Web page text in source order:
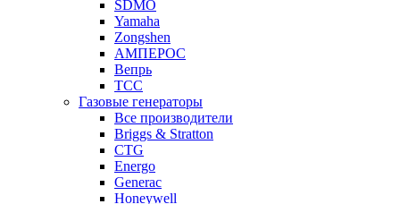
SDMO
Yamaha
Zongshen
АМПЕРОС
Вепрь
ТСС
Газовые генераторы
Все производители
Briggs & Stratton
CTG
Energo
Generac
Honeywell